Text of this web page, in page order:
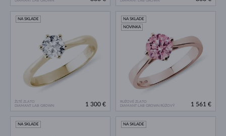
ŽLTÉ ZLATO
DIAMANT LAB GROWN
NA SKLADE
1 300 €
RUŽOVÉ ZLATO
DIAMANT LAB GROWN RŮŽOVÝ
NA SKLADE
NOVINKA
1 561 €
NA SKLADE NA SKLADE